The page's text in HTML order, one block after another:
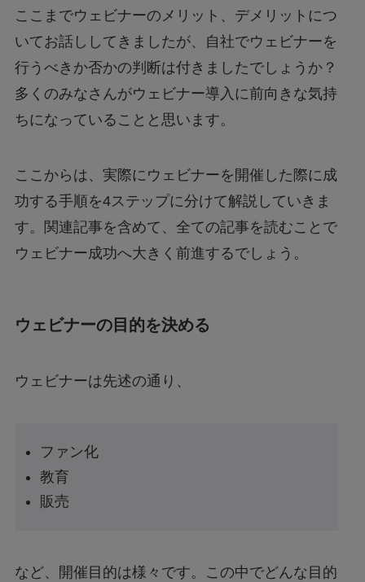
ここまでウェビナーのメリット、デメリットにつ
いてお話ししてきましたが、自社でウェビナーを
行うべきか否かの判断は付きましたでしょうか？
多くのみなさんがウェビナー導入に前向きな気持
ちになっていることと思います。
ここからは、実際にウェビナーを開催した際に成
功する手順を4ステップに分けて解説していきま
す。関連記事を含めて、全ての記事を読むことで
ウェビナー成功へ大きく前進するでしょう。
ウェビナーの目的を決める
ウェビナーは先述の通り、
ファン化
教育
販売
など、開催目的は様々です。この中でどんな目的